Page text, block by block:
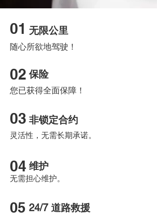
01 无限公里
随心所欲地驾驶！
02 保险
您已获得全面保障！
03 非锁定合约
灵活性，无需长期承诺。
04 维护
无需担心维护。
05 24/7 道路救援